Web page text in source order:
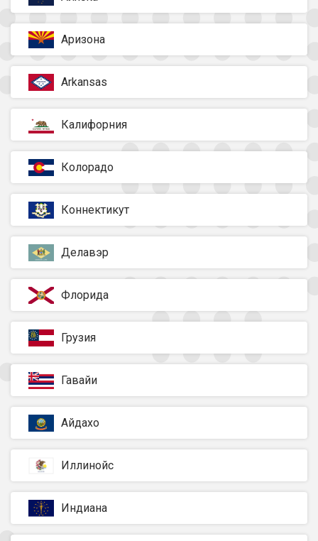
Аризона
Arkansas
Калифорния
Колорадо
Коннектикут
Делавэр
Флорида
Грузия
Гавайи
Айдахо
Иллинойс
Индиана